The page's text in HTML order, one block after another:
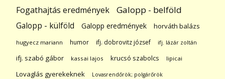
Fogathajtás eredmények Galopp - belföld
Galopp - külföld Galopp eredmények horváth balázs
hugyecz mariann humor ifj. dobrovitz józsef ifj. lázár zoltán
ifj. szabó gábor kassai lajos krucsó szabolcs lipicai
Lovaglás gyerekeknek Lovasrendőrök; polgárőrök